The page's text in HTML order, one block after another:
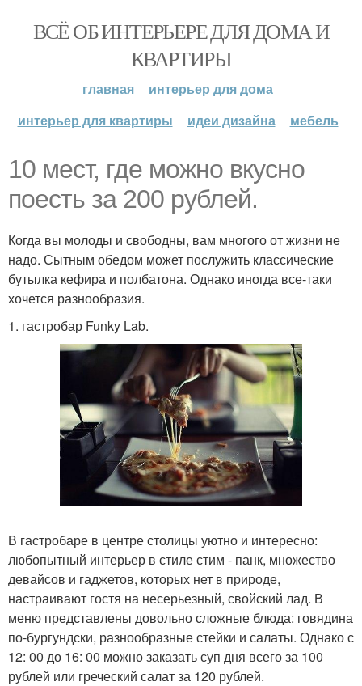
ВСЁ ОБ ИНТЕРЬЕРЕ ДЛЯ ДОМА И
КВАРТИРЫ
главная
интерьер для дома
интерьер для квартиры
идеи дизайна мебель
10 мест, где можно вкусно
поесть за 200 рублей.
Когда вы молоды и свободны, вам многого от жизни не
надо. Сытным обедом может послужить классические
бутылка кефира и полбатона. Однако иногда все-таки
хочется разнообразия.
1. гастробар Funky Lab.
В гастробаре в центре столицы уютно и интересно:
любопытный интерьер в стиле стим - панк, множество
девайсов и гаджетов, которых нет в природе,
настраивают гостя на несерьезный, свойский лад. В
меню представлены довольно сложные блюда: говядина
по-бургундски, разнообразные стейки и салаты. Однако с
12: 00 до 16: 00 можно заказать суп дня всего за 100
рублей или греческий салат за 120 рублей.